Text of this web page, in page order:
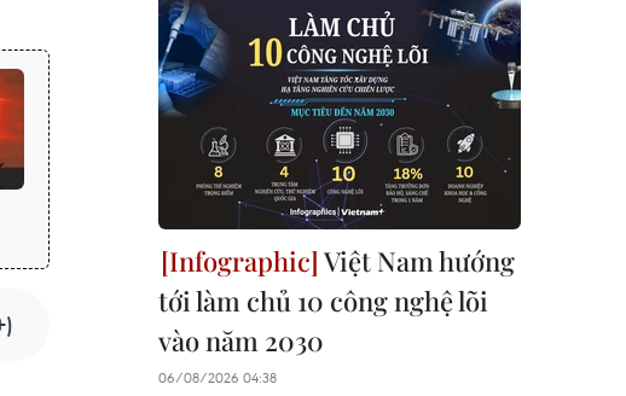
Việt Nam hướng
tới làm chủ 10 công nghệ lõi
vào năm 2030
06/08/2026 04:38